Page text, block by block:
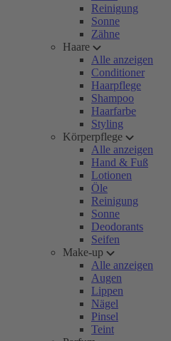
Reinigung
Sonne
Zähne
Haare
Alle anzeigen
Conditioner
Haarpflege
Shampoo
Haarfarbe
Styling
Körperpflege
Alle anzeigen
Hand & Fuß
Lotionen
Öle
Reinigung
Sonne
Deodorants
Seifen
Make-up
Alle anzeigen
Augen
Lippen
Nägel
Pinsel
Teint